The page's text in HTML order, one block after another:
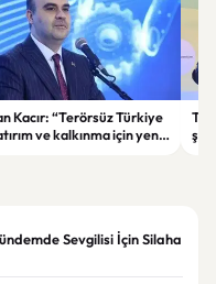
Kacır: “Terörsüz Türkiye
ve kalkınma için yeni
Sevgilisi İçin Silaha